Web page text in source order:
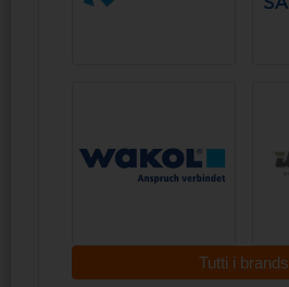
Tutti i brands